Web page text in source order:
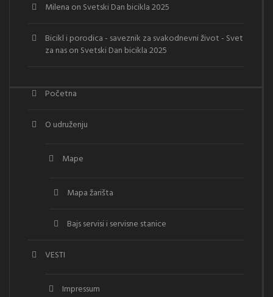
Milena on Svetski Dan bicikla 2025
Bicikl i porodica - saveznik za svakodnevni život - Svet
za nason Svetski Dan bicikla 2025
Početna
O udruženju
Mape
Mapa žarišta
Bajs servisi i servisne stanice
VESTI
Impressum